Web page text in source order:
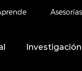
Asesorías
Investigación